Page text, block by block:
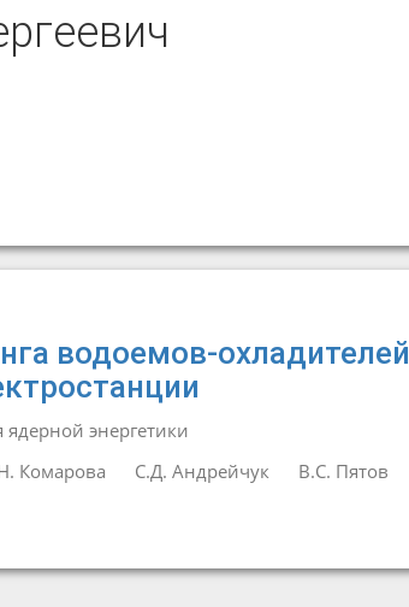
водоемов-охладителей
энергетики
Комарова С.Д. Андрейчук
В.С. Пятов